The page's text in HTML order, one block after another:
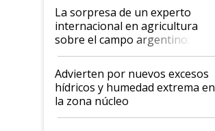
La sorpresa de un experto
internacional en agricultura
sobre el campo argentino:
"Estoy muy impresionado"
Advierten por nuevos excesos
hídricos y humedad extrema en
la zona núcleo